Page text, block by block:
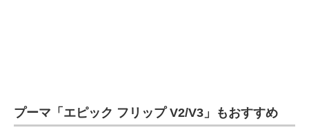
プーマ「エピック フリップ V2/V3」もおすすめ